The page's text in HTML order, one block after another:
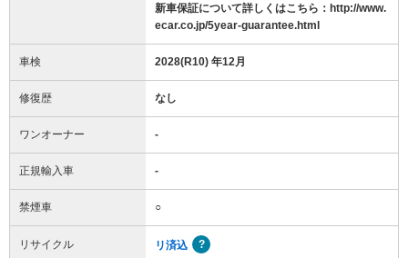
新車保証について詳しくはこちら：http://www.
ecar.co.jp/5year-guarantee.html
車検 2028(R10) 年12月
修復歴 なし
ワンオーナー -
正規輸入車 -
禁煙車 ○
リサイクル リ済込